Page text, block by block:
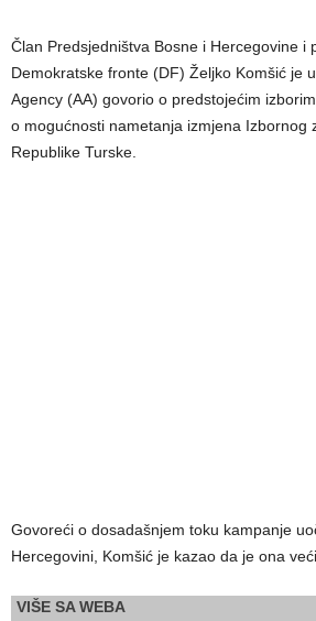
Član Predsjedništva Bosne i Hercegovine i
Demokratske fronte (DF) Željko Komšić je
Agency (AA) govorio o predstojećim
o mogućnosti nametanja izmjena Izbornog
Republike Turske.
Govoreći o dosadašnjem toku kampanje
Hercegovini, Komšić je kazao da je ona